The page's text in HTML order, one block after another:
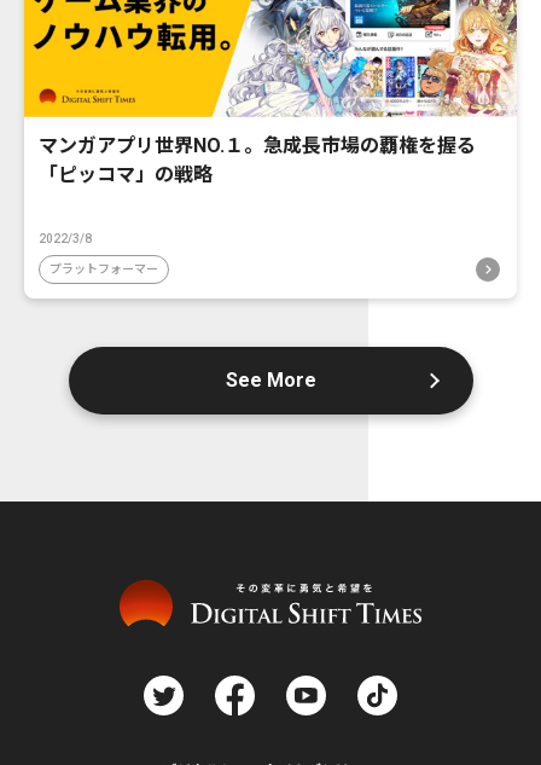
マンガアプリ世界NO.１。急成長市場の覇権を握る
「ピッコマ」の戦略
2022/3/8
プラットフォーマー
See More